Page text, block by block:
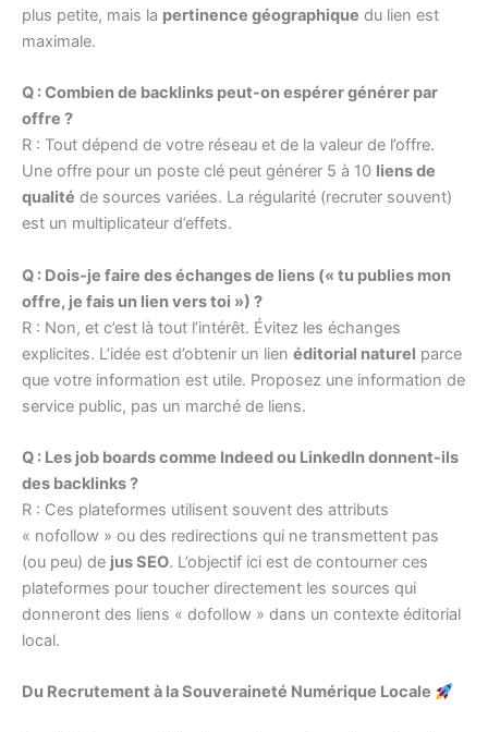
plus petite, mais la pertinence géographique du lien est
maximale.
Q : Combien de backlinks peut-on espérer générer par
offre ?
R : Tout dépend de votre réseau et de la valeur de l’offre.
Une offre pour un poste clé peut générer 5 à 10 liens de
qualité de sources variées. La régularité (recruter souvent)
est un multiplicateur d’effets.
Q : Dois-je faire des échanges de liens (« tu publies mon
offre, je fais un lien vers toi ») ?
R : Non, et c’est là tout l’intérêt. Évitez les échanges
explicites. L’idée est d’obtenir un lien éditorial naturel parce
que votre information est utile. Proposez une information de
service public, pas un marché de liens.
Q : Les job boards comme Indeed ou LinkedIn donnent-ils
des backlinks ?
R : Ces plateformes utilisent souvent des attributs
« nofollow » ou des redirections qui ne transmettent pas
(ou peu) de jus SEO. L’objectif ici est de contourner ces
plateformes pour toucher directement les sources qui
donneront des liens « dofollow » dans un contexte éditorial
local.
Du Recrutement à la Souveraineté Numérique Locale